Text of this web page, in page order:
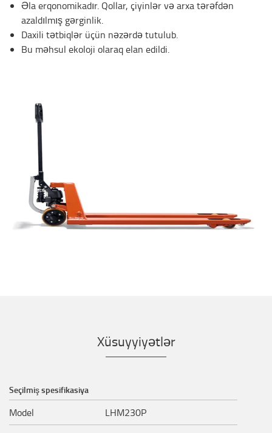
Əla erqonomikadır. Qollar, çiyinlər və arxa tərəfdən
azaldılmış gərginlik.
Daxili tətbiqlər üçün nəzərdə tutulub.
Bu məhsul ekoloji olaraq elan edildi.
Xüsuyyiyətlər
Seçilmiş spesifikasiya
Model LHM230P